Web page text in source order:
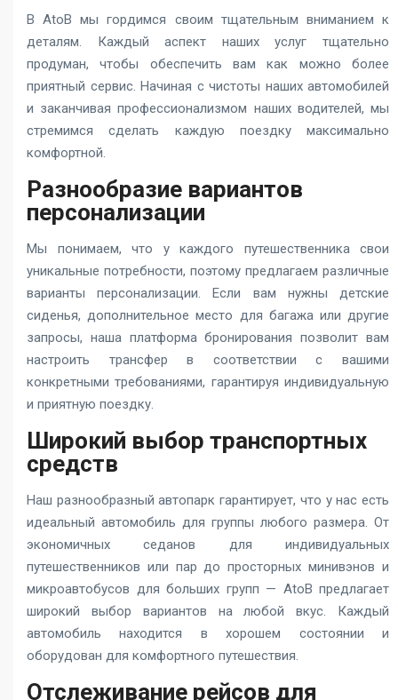
В AtoB мы гордимся своим тщательным вниманием к
деталям. Каждый аспект наших услуг тщательно
продуман, чтобы обеспечить вам как можно более
приятный сервис. Начиная с чистоты наших автомобилей
и заканчивая профессионализмом наших водителей, мы
стремимся сделать каждую поездку максимально
комфортной.
Разнообразие вариантов
персонализации
Мы понимаем, что у каждого путешественника свои
уникальные потребности, поэтому предлагаем различные
варианты персонализации. Если вам нужны детские
сиденья, дополнительное место для багажа или другие
запросы, наша платформа бронирования позволит вам
настроить трансфер в соответствии с вашими
конкретными требованиями, гарантируя индивидуальную
и приятную поездку.
Широкий выбор транспортных
средств
Наш разнообразный автопарк гарантирует, что у нас есть
идеальный автомобиль для группы любого размера. От
экономичных седанов для индивидуальных
путешественников или пар до просторных минивэнов и
микроавтобусов для больших групп — AtoB предлагает
широкий выбор вариантов на любой вкус. Каждый
автомобиль находится в хорошем состоянии и
оборудован для комфортного путешествия.
Отслеживание рейсов для